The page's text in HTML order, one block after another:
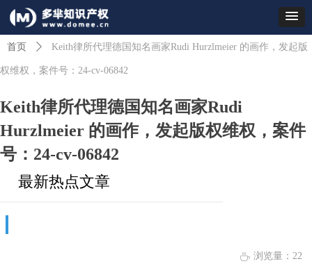
Keith律所代理德国知名画家Rudi
Hurzlmeier 的画作，发起版权维权，案件
号：24-cv-06842
首页 ꄲ Keith律所代理德国知名画家Rudi Hurzlmeier 的画作，发起版
权维权，案件号：24-cv-06842
ꄘ 浏览量： 22
最新热点文章